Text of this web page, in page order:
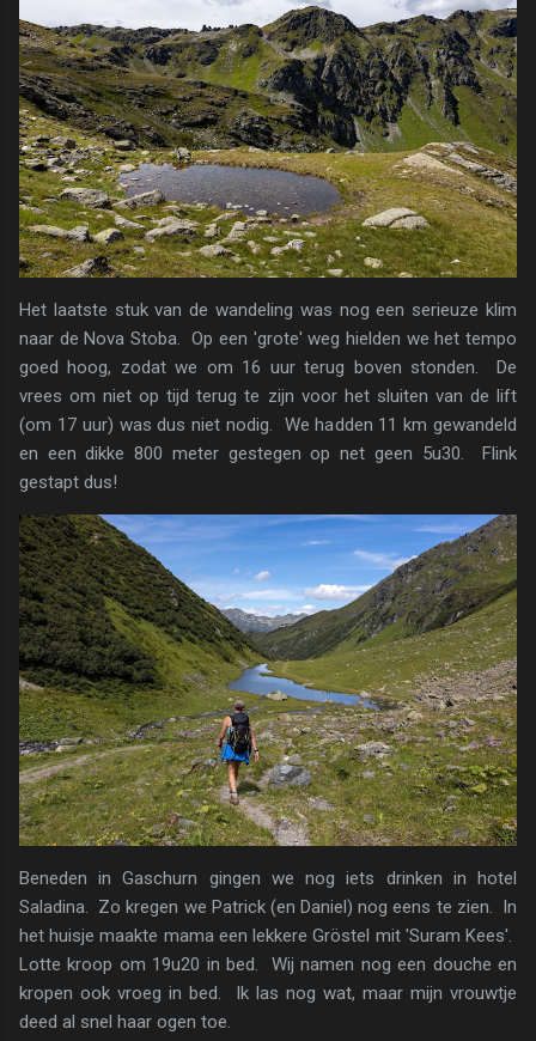
Het laatste stuk van de wandeling was nog een serieuze klim
naar de Nova Stoba. Op een 'grote' weg hielden we het tempo
goed hoog, zodat we om 16 uur terug boven stonden. De
vrees om niet op tijd terug te zijn voor het sluiten van de lift
(om 17 uur) was dus niet nodig. We hadden 11 km gewandeld
en een dikke 800 meter gestegen op net geen 5u30. Flink
gestapt dus!
Beneden in Gaschurn gingen we nog iets drinken in hotel
Saladina. Zo kregen we Patrick (en Daniel) nog eens te zien. In
het huisje maakte mama een lekkere Gröstel mit 'Suram Kees'.
Lotte kroop om 19u20 in bed. Wij namen nog een douche en
kropen ook vroeg in bed. Ik las nog wat, maar mijn vrouwtje
deed al snel haar ogen toe.